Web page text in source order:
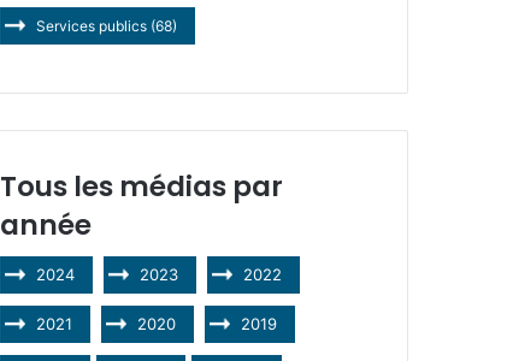
Services publics (68)
Tous les médias par
année
2024 2023 2022
2021 2020 2019